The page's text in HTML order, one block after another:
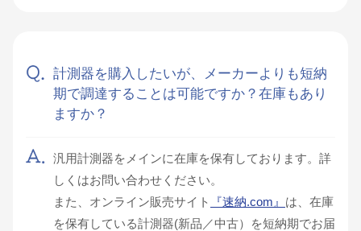
計測器を購入したいが、メーカーよりも短納
期で調達することは可能ですか？在庫もあり
ますか？
汎用計測器をメインに在庫を保有しております。詳
しくはお問い合わせください。
また、オンライン販売サイト
『速納.com』 は、在庫
を保有している計測器(新品／中古）を短納期でお届